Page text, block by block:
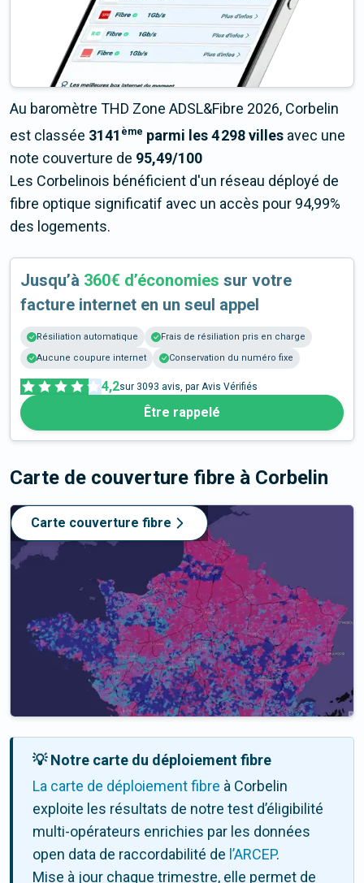
Au baromètre THD Zone ADSL&Fibre 2026, Corbelin
est classée 3141 ème parmi les 4 298 villes avec une
note couverture de 95,49/100
Les Corbelinois bénéficient d'un réseau déployé de
fibre optique significatif avec un accès pour 94,99%
des logements.
Jusqu’à 360€ d’économies sur votre
facture internet en un seul appel
Résiliation automatique
Frais de résiliation pris en charge
Aucune coupure internet
Conservation du numéro fixe
4,2sur 3093 avis, par Avis Vérifiés
Être rappelé
Carte de couverture fibre à Corbelin
Carte couverture fibre
💡 Notre carte du déploiement fibre
La carte de déploiement fibre à Corbelin
exploite les résultats de notre test d’éligibilité
multi-opérateurs enrichies par les données
open data de raccordabilité de l’ARCEP.
Mise à jour chaque trimestre, elle permet de